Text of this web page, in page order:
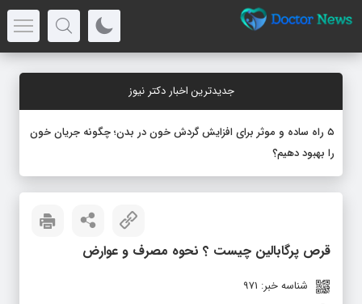
جدیدترین اخبار دکتر نیوز
۵ راه ساده و موثر برای افزایش گردش خون در بدن؛ چگونه جریان خون
را بهبود دهیم؟
قرص پرگابالین چیست ؟ نحوه مصرف و عوارض
شناسه خبر: 971